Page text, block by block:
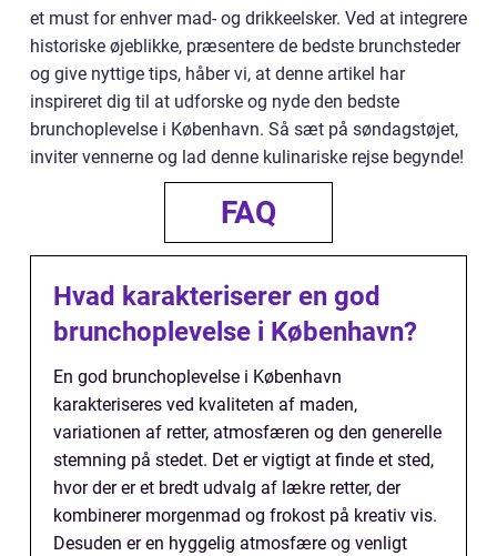
et must for enhver mad- og drikkeelsker. Ved at integrere
historiske øjeblikke, præsentere de bedste brunchsteder
og give nyttige tips, håber vi, at denne artikel har
inspireret dig til at udforske og nyde den bedste
brunchoplevelse i København. Så sæt på søndagstøjet,
inviter vennerne og lad denne kulinariske rejse begynde!
FAQ
Hvad karakteriserer en god
brunchoplevelse i København?
En god brunchoplevelse i København
karakteriseres ved kvaliteten af maden,
variationen af retter, atmosfæren og den generelle
stemning på stedet. Det er vigtigt at finde et sted,
hvor der er et bredt udvalg af lækre retter, der
kombinerer morgenmad og frokost på kreativ vis.
Desuden er en hyggelig atmosfære og venligt